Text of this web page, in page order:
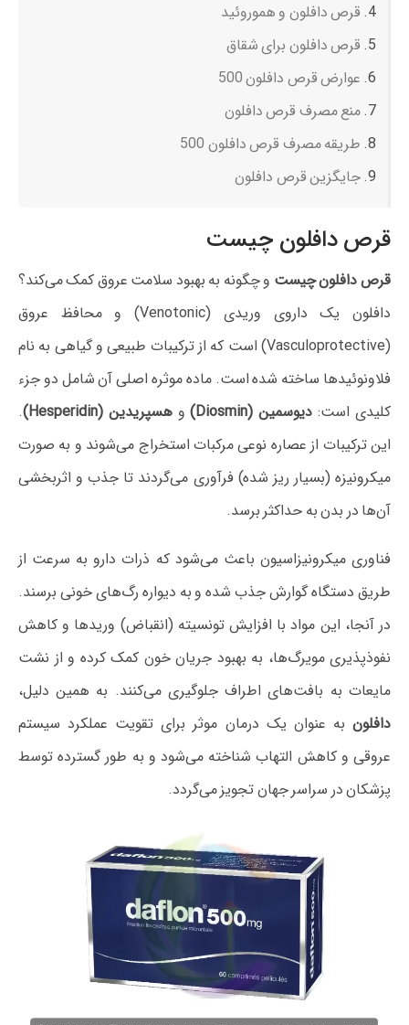
قرص دافلون و هموروئید
قرص دافلون برای شقاق
عوارض قرص دافلون 500
منع مصرف قرص دافلون
طریقه مصرف قرص دافلون 500
جایگزین قرص دافلون
قرص دافلون چیست
قرص دافلون چیست و چگونه به بهبود سلامت عروق کمک می‌کند؟
دافلون یک داروی وریدی (Venotonic) و محافظ عروق
(Vasculoprotective) است که از ترکیبات طبیعی و گیاهی به نام
فلاونوئیدها ساخته شده است. ماده موثره اصلی آن شامل دو جزء
کلیدی است: دیوسمین (Diosmin) وهسپریدین (Hesperidin)
.
این ترکیبات از عصاره نوعی مرکبات استخراج می‌شوند و به صورت
میکرونیزه (بسیار ریز شده) فرآوری می‌گردند تا جذب و اثربخشی
آن‌ها در بدن به حداکثر برسد.
فناوری میکرونیزاسیون باعث می‌شود که ذرات دارو به سرعت از
طریق دستگاه گوارش جذب شده و به دیواره رگ‌های خونی برسند.
در آنجا، این مواد با افزایش تونسیته (انقباض) وریدها و کاهش
نفوذپذیری مویرگ‌ها، به بهبود جریان خون کمک کرده و از نشت
مایعات به بافت‌های اطراف جلوگیری می‌کنند. به همین دلیل،
دافلون به عنوان یک درمان موثر برای تقویت عملکرد سیستم
عروقی و کاهش التهاب شناخته می‌شود و به طور گسترده توسط
پزشکان در سراسر جهان تجویز می‌گردد.